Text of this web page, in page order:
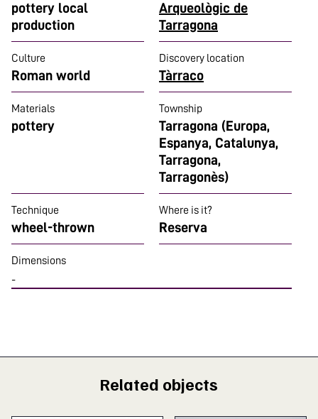
pottery local
production
Arqueològic de
Tarragona
Culture
Roman world
Discovery location
Tàrraco
Materials
pottery
Township
Tarragona (Europa,
Espanya, Catalunya,
Tarragona,
Tarragonès)
Technique
wheel-thrown
Where is it?
Reserva
Dimensions
-
Related objects